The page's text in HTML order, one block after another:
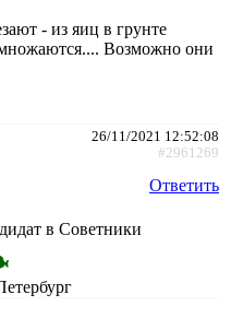
- из яиц в грунте
Возможно они
26/11/2021 12:52:08
#2961269
Ответить
в Советники